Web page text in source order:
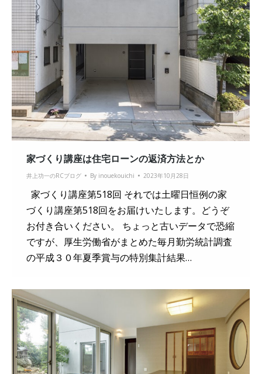
家づくり講座は住宅ローンの返済方法とか
井上功一のRCブログ By inouekouichi 2023年10月28日
家づくり講座第518回 それでは土曜日恒例の家
づくり講座第518回をお届けいたします。どうぞ
お付き合いください。 ちょっと古いデータで恐縮
ですが、厚生労働省がまとめた毎月勤労統計調査
の平成３０年夏季賞与の特別集計結果…